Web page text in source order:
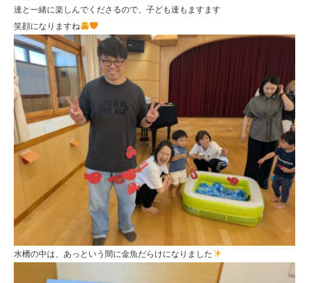
達と一緒に楽しんでくださるので、子ども達もますます
笑顔になりますね
水槽の中は、あっという間に金魚だらけになりました